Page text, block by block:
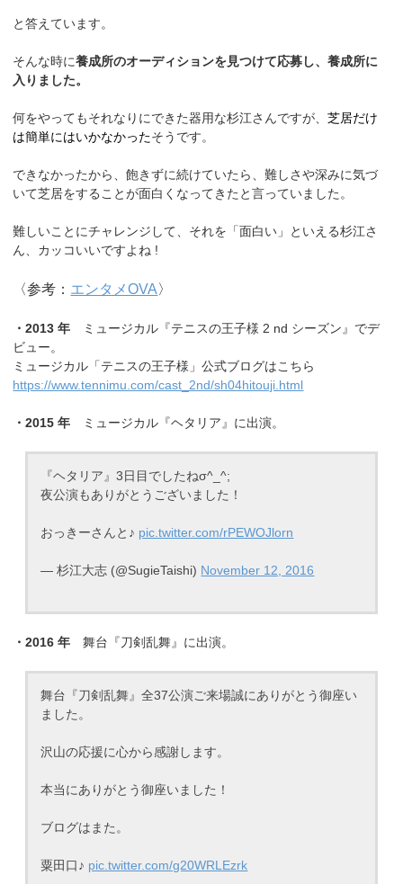
と答えています。
そんな時に養成所のオーディションを見つけて応募し、養成所に
入りました。
何をやってもそれなりにできた器用な杉江さんですが、芝居だけ
は簡単にはいかなかったそうです。
できなかったから、飽きずに続けていたら、難しさや深みに気づ
いて芝居をすることが面白くなってきたと言っていました。
難しいことにチャレンジして、それを「面白い」といえる杉江さ
ん、カッコいいですよね !
〈参考： エンタメOVA〉
・2013 年 ミュージカル『テニスの王子様 2 nd シーズン』でデ
ビュー。
ミュージカル「テニスの王子様」公式ブログはこちら
https://www.tennimu.com/cast_2nd/sh04hitouji.html
・2015 年 ミュージカル『ヘタリア』に出演。
『ヘタリア』3日目でしたねσ^_^;
夜公演もありがとうございました！
おっきーさんと♪ pic.twitter.com/rPEWOJlorn
— 杉江大志 (@SugieTaishi) November 12, 2016
・2016 年 舞台『刀剣乱舞』に出演。
舞台『刀剣乱舞』全37公演ご来場誠にありがとう御座い
ました。
沢山の応援に心から感謝します。
本当にありがとう御座いました！
ブログはまた。
粟田口♪ pic.twitter.com/g20WRLEzrk